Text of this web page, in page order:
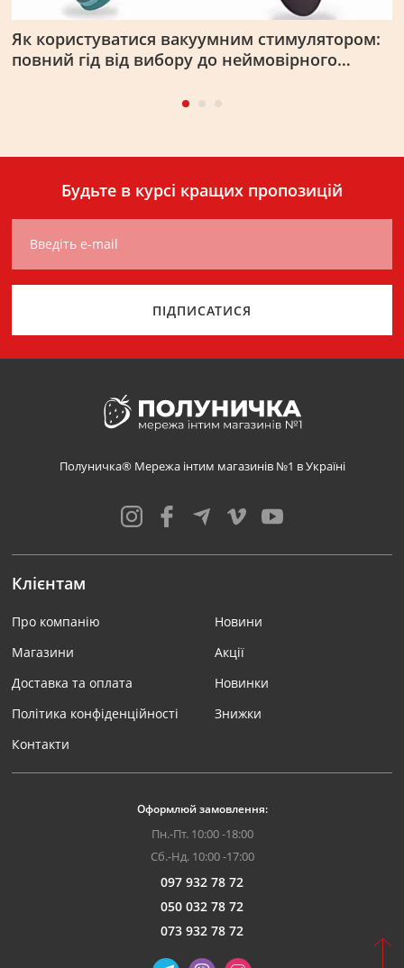
Як користуватися вакуумним стимулятором:
повний гід від вибору до неймовірного
Будьте в курсі кращих пропозицій
Введіть e-mail
ПІДПИСАТИСЯ
Полуничка® Мережа інтим магазинів №1 в Україні
Клієнтам
Про компанію
Магазини
Доставка та оплата
Політика конфіденційності
Контакти
Новини
Акції
Новинки
Знижки
Оформлюй замовлення:
Пн.-Пт. 10:00 -18:00
Сб.-Нд. 10:00 -17:00
097 932 78 72
050 032 78 72
073 932 78 72